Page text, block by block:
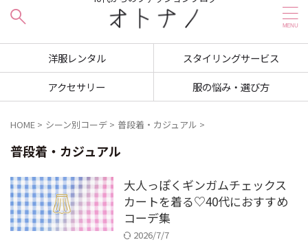
洋服レンタル
スタイリングサービス
アクセサリー
服の悩み・選び方
HOME > シーン別コーデ > 普段着・カジュアル >
普段着・カジュアル
大人っぽくギンガムチェックス
カートを着る♡40代におすすめ
コーデ集
2026/7/7